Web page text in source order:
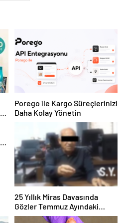
Porego ile Kargo Süreçlerinizi
Daha Kolay Yönetin
25 Yıllık Miras Davasında
Gözler Temmuz Ayındaki
Karar Duruşmasına Çevrildi